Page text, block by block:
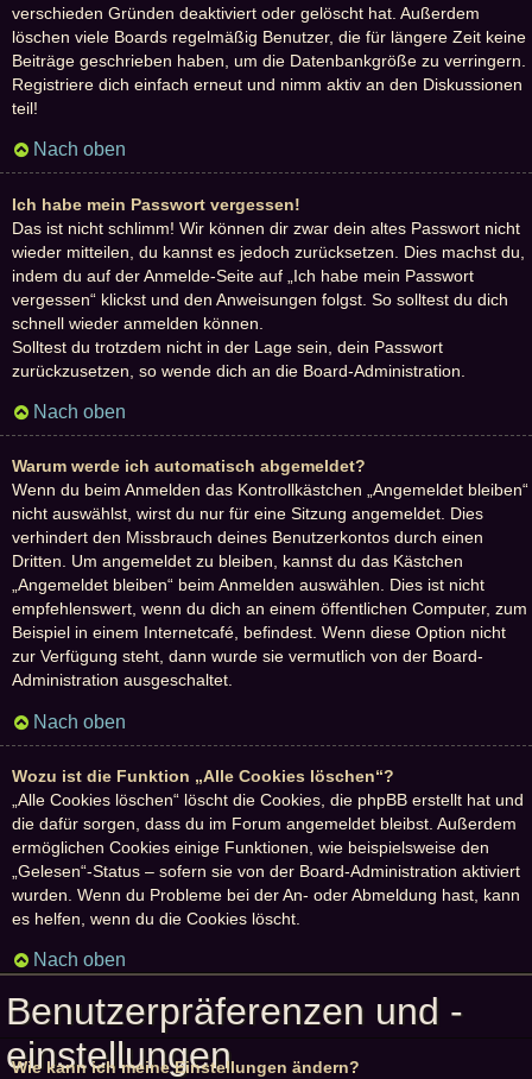
verschieden Gründen deaktiviert oder gelöscht hat. Außerdem
löschen viele Boards regelmäßig Benutzer, die für längere Zeit keine
Beiträge geschrieben haben, um die Datenbankgröße zu verringern.
Registriere dich einfach erneut und nimm aktiv an den Diskussionen
teil!
Nach oben
Ich habe mein Passwort vergessen!
Das ist nicht schlimm! Wir können dir zwar dein altes Passwort nicht
wieder mitteilen, du kannst es jedoch zurücksetzen. Dies machst du,
indem du auf der Anmelde-Seite auf „Ich habe mein Passwort
vergessen“ klickst und den Anweisungen folgst. So solltest du dich
schnell wieder anmelden können.
Solltest du trotzdem nicht in der Lage sein, dein Passwort
zurückzusetzen, so wende dich an die Board-Administration.
Nach oben
Warum werde ich automatisch abgemeldet?
Wenn du beim Anmelden das Kontrollkästchen „Angemeldet bleiben“
nicht auswählst, wirst du nur für eine Sitzung angemeldet. Dies
verhindert den Missbrauch deines Benutzerkontos durch einen
Dritten. Um angemeldet zu bleiben, kannst du das Kästchen
„Angemeldet bleiben“ beim Anmelden auswählen. Dies ist nicht
empfehlenswert, wenn du dich an einem öffentlichen Computer, zum
Beispiel in einem Internetcafé, befindest. Wenn diese Option nicht
zur Verfügung steht, dann wurde sie vermutlich von der Board-
Administration ausgeschaltet.
Nach oben
Wozu ist die Funktion „Alle Cookies löschen“?
„Alle Cookies löschen“ löscht die Cookies, die phpBB erstellt hat und
die dafür sorgen, dass du im Forum angemeldet bleibst. Außerdem
ermöglichen Cookies einige Funktionen, wie beispielsweise den
„Gelesen“-Status – sofern sie von der Board-Administration aktiviert
wurden. Wenn du Probleme bei der An- oder Abmeldung hast, kann
es helfen, wenn du die Cookies löscht.
Nach oben
Benutzerpräferenzen und -
einstellungen
Wie kann ich meine Einstellungen ändern?